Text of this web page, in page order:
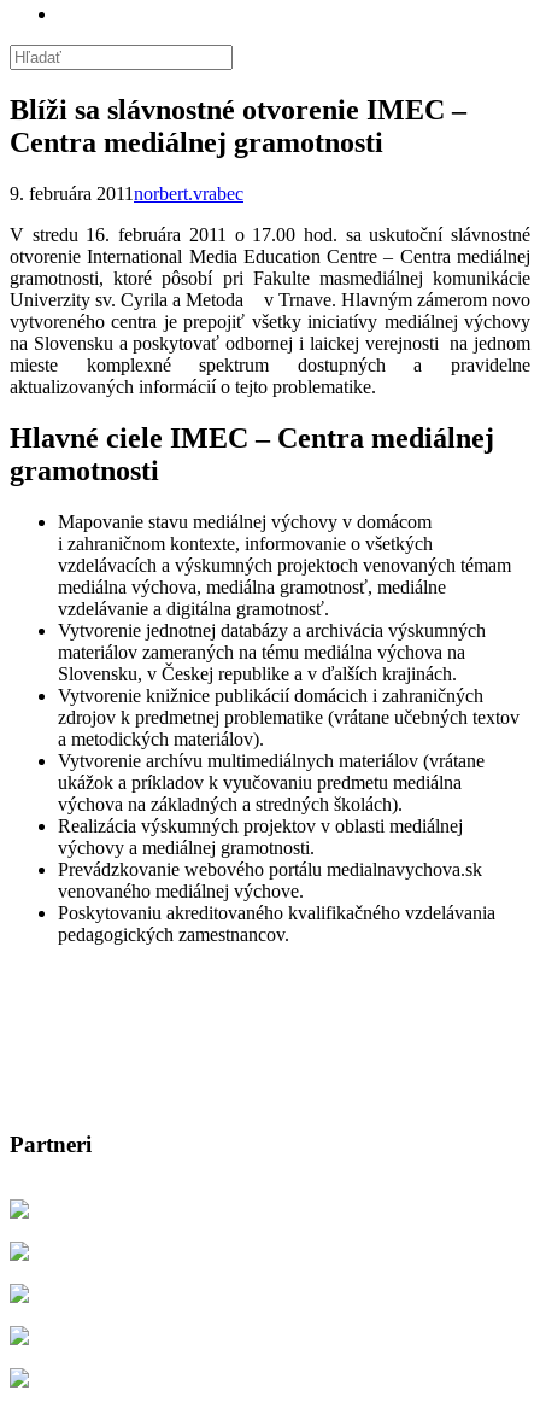
Blíži sa slávnostné otvorenie IMEC –
Centra mediálnej gramotnosti
9. februára 2011norbert.vrabec
V stredu 16. februára 2011 o 17.00 hod. sa uskutoční slávnostné
otvorenie International Media Education Centre – Centra mediálnej
gramotnosti, ktoré pôsobí pri Fakulte masmediálnej komunikácie
Univerzity sv. Cyrila a Metoda v Trnave. Hlavným zámerom novo
vytvoreného centra je prepojiť všetky iniciatívy mediálnej výchovy
na Slovensku a poskytovať odbornej i laickej verejnosti na jednom
mieste komplexné spektrum dostupných a pravidelne
aktualizovaných informácií o tejto problematike.
Hlavné ciele IMEC – Centra mediálnej
gramotnosti
Mapovanie stavu mediálnej výchovy v domácom
i zahraničnom kontexte, informovanie o všetkých
vzdelávacích a výskumných projektoch venovaných témam
mediálna výchova, mediálna gramotnosť, mediálne
vzdelávanie a digitálna gramotnosť.
Vytvorenie jednotnej databázy a archivácia výskumných
materiálov zameraných na tému mediálna výchova na
Slovensku, v Českej republike a v ďalších krajinách.
Vytvorenie knižnice publikácií domácich i zahraničných
zdrojov k predmetnej problematike (vrátane učebných textov
a metodických materiálov).
Vytvorenie archívu multimediálnych materiálov (vrátane
ukážok a príkladov k vyučovaniu predmetu mediálna
výchova na základných a stredných školách).
Realizácia výskumných projektov v oblasti mediálnej
výchovy a mediálnej gramotnosti.
Prevádzkovanie webového portálu medialnavychova.sk
venovaného mediálnej výchove.
Poskytovaniu akreditovaného kvalifikačného vzdelávania
pedagogických zamestnancov.
Partneri